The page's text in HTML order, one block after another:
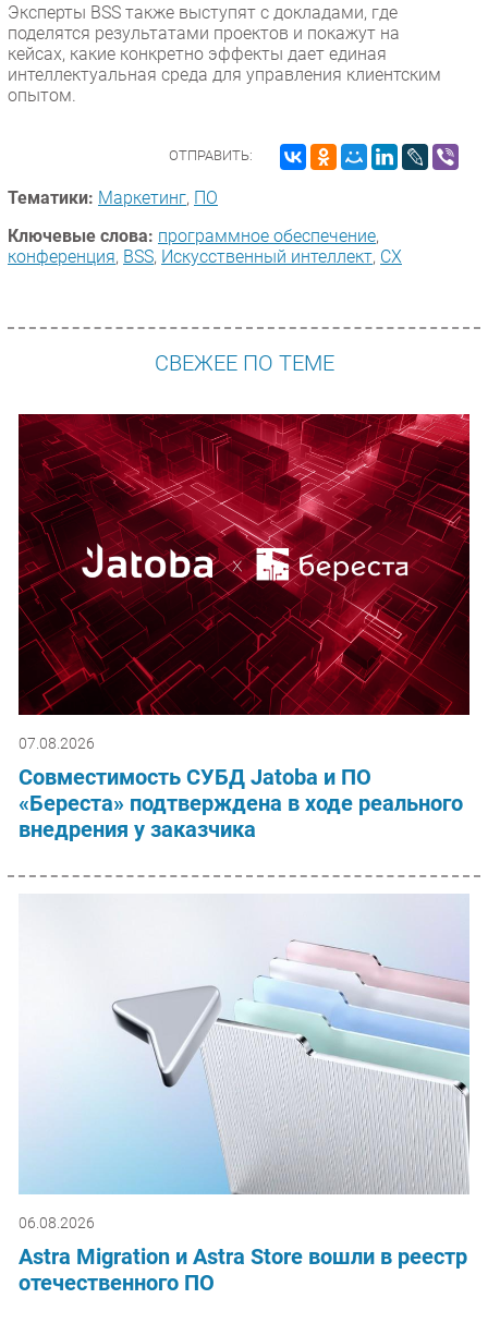
Эксперты BSS также выступят с докладами, где
поделятся результатами проектов и покажут на
кейсах, какие конкретно эффекты дает единая
интеллектуальная среда для управления клиентским
опытом.
ОТПРАВИТЬ:
Тематики: Маркетинг, ПО
Ключевые слова: программное обеспечение,
конференция, BSS, Искусственный интеллект, CX
СВЕЖЕЕ ПО ТЕМЕ
07.08.2026
Совместимость СУБД Jatoba и ПО
«Береста» подтверждена в ходе реального
внедрения у заказчика
06.08.2026
Astra Migration и Astra Store вошли в реестр
отечественного ПО